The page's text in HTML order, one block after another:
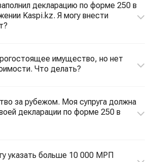
декларацию по форме 250 в
Kaspi.kz. Я могу внести
имущество, но нет
Что делать?
за рубежом. Моя супруга должна
декларации по форме 250 в
указать больше 10 000 МРП